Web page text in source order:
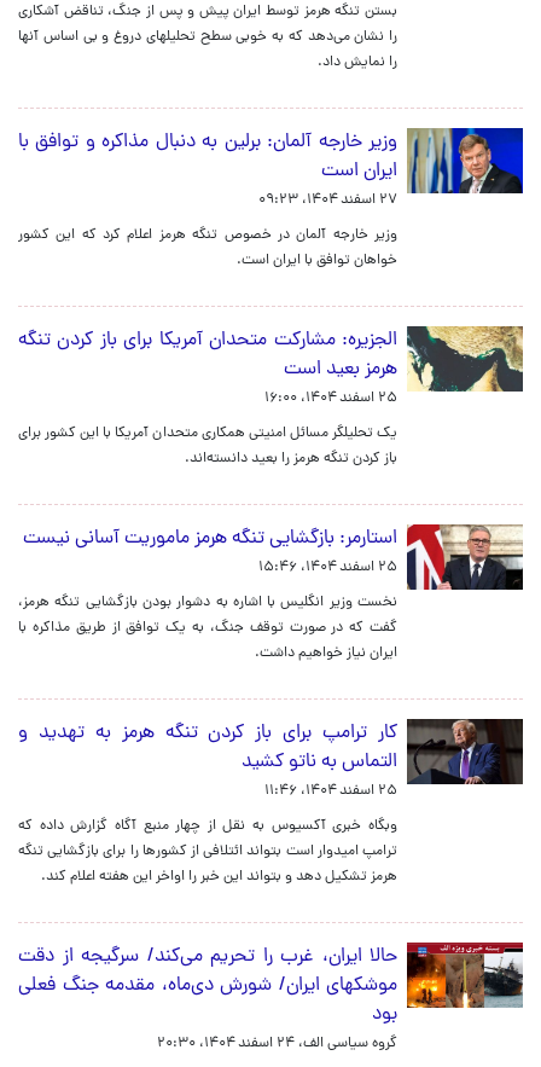
بستن تنگه هرمز توسط ایران پیش و پس از جنگ، تناقض آشکاری
را نشان می‌دهد که به خوبی سطح تحلیلهای دروغ و بی اساس آنها
را نمایش داد.
وزیر خارجه آلمان: برلین به دنبال مذاکره و توافق با
ایران است
۲۷ اسفند ۱۴۰۴، ۰۹:۲۳
وزیر خارجه آلمان در خصوص تنگه هرمز اعلام کرد که این کشور
خواهان توافق با ایران است.
الجزیره: مشارکت متحدان آمریکا برای باز کردن تنگه
هرمز بعید است
۲۵ اسفند ۱۴۰۴، ۱۶:۰۰
یک تحلیلگر مسائل امنیتی همکاری متحدان آمریکا با این کشور برای
باز کردن تنگه هرمز را بعید دانسته‌اند.
استارمر: بازگشایی تنگه هرمز ماموریت آسانی نیست
۲۵ اسفند ۱۴۰۴، ۱۵:۴۶
نخست وزیر انگلیس با اشاره به دشوار بودن بازگشایی تنگه هرمز،
گفت که در صورت توقف جنگ، به یک توافق از طریق مذاکره با
ایران نیاز خواهیم داشت.
کار ترامپ برای باز کردن تنگه هرمز به تهدید و
التماس به ناتو کشید
۲۵ اسفند ۱۴۰۴، ۱۱:۴۶
وبگاه خبری آکسیوس به نقل از چهار منبع آگاه گزارش داده که
ترامپ امیدوار است بتواند ائتلافی از کشورها را برای بازگشایی تنگه
هرمز تشکیل دهد و بتواند این خبر را اواخر این هفته اعلام کند.
حالا ایران، غرب را تحریم می‌کند/ سرگیجه از دقت
موشکهای ایران/ شورش‌ دی‌ماه، مقدمه جنگ فعلی
بود
گروه سیاسی الف، ۲۴ اسفند ۱۴۰۴، ۲۰:۳۰